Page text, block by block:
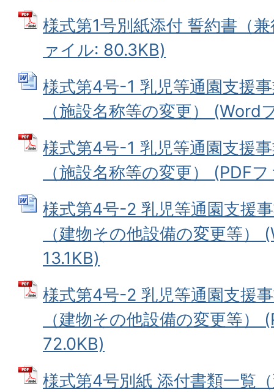
様式第1号別紙添付 誓約書（
ァイル: 80.3KB)
様式第4号-1 乳児等通園支援
（施設名称等の変更） (Word
様式第4号-1 乳児等通園支援
（施設名称等の変更） (PDF
様式第4号-2 乳児等通園支援
（建物その他設備の変更等）
13.1KB)
様式第4号-2 乳児等通園支援
（建物その他設備の変更等）
72.0KB)
様式第4号別紙 添付書類一覧